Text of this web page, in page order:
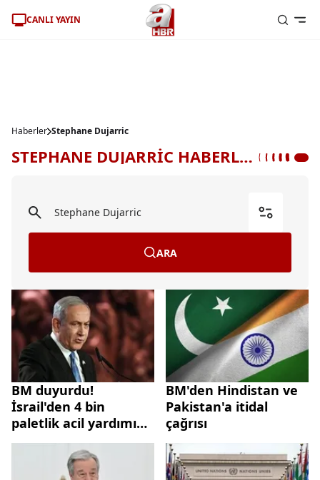
CANLI YAYIN
Haberler Stephane Dujarric
STEPHANE DUJARRİC HABERLERİ
ARA
BM duyurdu!
İsrail'den 4 bin
paletlik acil yardımın
Gazze'ye giriş
talebine ret
BM'den Hindistan ve
Pakistan'a itidal
çağrısı